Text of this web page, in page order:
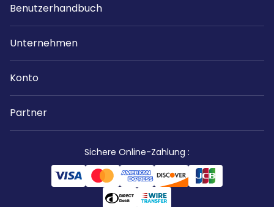
Benutzerhandbuch
Unternehmen
Konto
Partner
Sichere Online-Zahlung :